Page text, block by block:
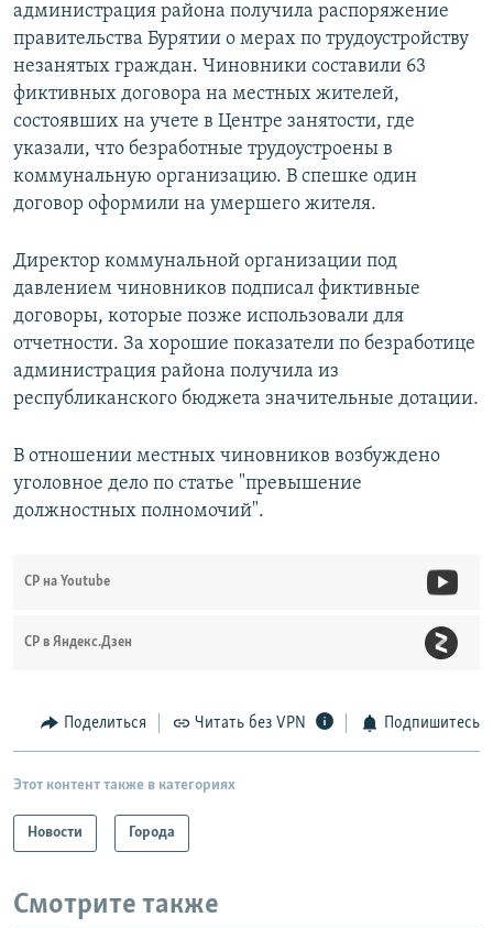
администрация района получила распоряжение
правительства Бурятии о мерах по трудоустройству
незанятых граждан. Чиновники составили 63
фиктивных договора на местных жителей,
состоявших на учете в Центре занятости, где
указали, что безработные трудоустроены в
коммунальную организацию. В спешке один
договор оформили на умершего жителя.
Директор коммунальной организации под
давлением чиновников подписал фиктивные
договоры, которые позже использовали для
отчетности. За хорошие показатели по безработице
администрация района получила из
республиканского бюджета значительные дотации.
В отношении местных чиновников возбуждено
уголовное дело по статье "превышение
должностных полномочий".
СР на Youtube
СР в Яндекс.Дзен
Поделиться Читать без VPN Подпишитесь
Этот контент также в категориях
Новости Города
Смотрите также